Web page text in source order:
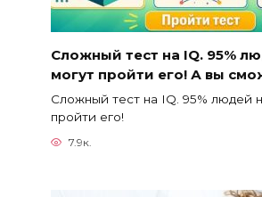
Сложный тест на IQ. 95%
могут пройти его! А вы
Сложный тест на IQ. 95% людей
пройти его!
7.9к.